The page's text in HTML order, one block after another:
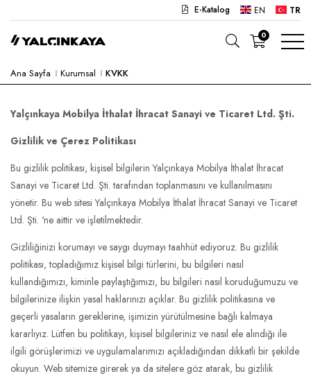
E-Katalog EN TR
OKUL
OFIS
ANAOKULU
LABORATUVAR
YARI MAMUL
HASTANE
CAFE
KONSEPT
KURUMSAL
İLETIŞIM
0
Ana Sayfa Kurumsal KVKK
Yalçınkaya Mobilya İthalat İhracat Sanayi ve Ticaret Ltd. Şti.
Gizlilik ve Çerez Politikası
Bu gizlilik politikası, kişisel bilgilerin Yalçınkaya Mobilya İthalat İhracat
Sanayi ve Ticaret Ltd. Şti. tarafından toplanmasını ve kullanılmasını
yönetir. Bu web sitesi Yalçınkaya Mobilya İthalat İhracat Sanayi ve Ticaret
Ltd. Şti. 'ne aittir ve işletilmektedir.
Gizliliğinizi korumayı ve saygı duymayı taahhüt ediyoruz. Bu gizlilik
politikası, topladığımız kişisel bilgi türlerini, bu bilgileri nasıl
kullandığımızı, kiminle paylaştığımızı, bu bilgileri nasıl koruduğumuzu ve
bilgilerinize ilişkin yasal haklarınızı açıklar. Bu gizlilik politikasına ve
geçerli yasaların gereklerine, işimizin yürütülmesine bağlı kalmaya
kararlıyız. Lütfen bu politikayı, kişisel bilgileriniz ve nasıl ele alındığı ile
ilgili görüşlerimizi ve uygulamalarımızı açıkladığından dikkatli bir şekilde
okuyun. Web sitemize girerek ya da sitelere göz atarak, bu gizlilik